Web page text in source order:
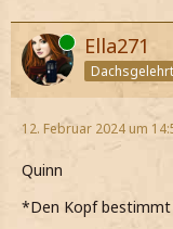
Online Ella271
12. Februar 2024 um
Quinn
*Den Kopf